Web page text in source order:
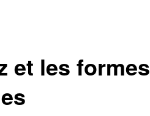
et les formes